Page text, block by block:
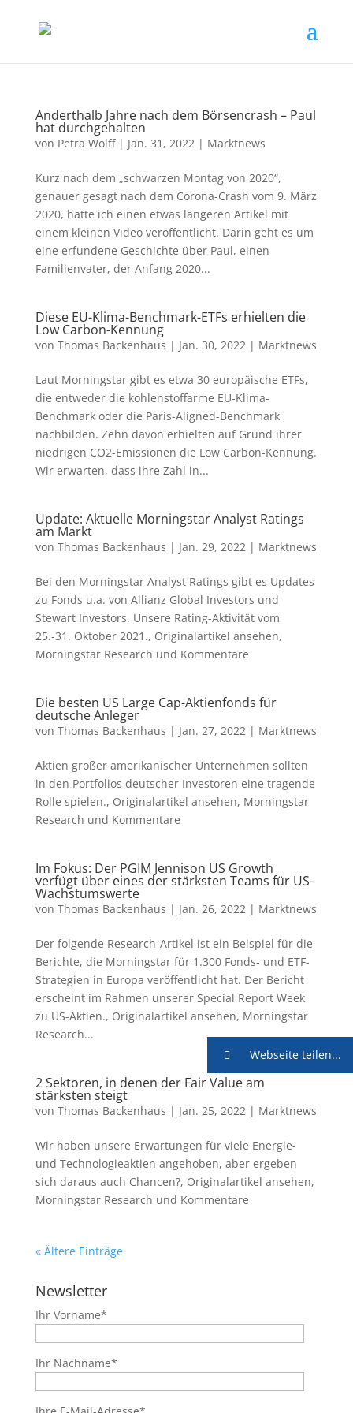
Anderthalb Jahre nach dem Börsencrash – Paul
hat durchgehalten
von Petra Wolff| Jan. 31, 2022| Marktnews
Kurz nach dem „schwarzen Montag von 2020“,
genauer gesagt nach dem Corona-Crash vom 9. März
2020, hatte ich einen etwas längeren Artikel mit
einem kleinen Video veröffentlicht. Darin geht es um
eine erfundene Geschichte über Paul, einen
Familienvater, der Anfang 2020...
Diese EU-Klima-Benchmark-ETFs erhielten die
Low Carbon-Kennung
von Thomas Backenhaus | Jan. 30, 2022| Marktnews
Laut Morningstar gibt es etwa 30 europäische ETFs,
die entweder die kohlenstoffarme EU-Klima-
Benchmark oder die Paris-Aligned-Benchmark
nachbilden. Zehn davon erhielten auf Grund ihrer
niedrigen CO2-Emissionen die Low Carbon-Kennung.
Wir erwarten, dass ihre Zahl in...
Update: Aktuelle Morningstar Analyst Ratings
am Markt
von Thomas Backenhaus | Jan. 29, 2022| Marktnews
Bei den Morningstar Analyst Ratings gibt es Updates
zu Fonds u.a. von Allianz Global Investors und
Stewart Investors. Unsere Rating-Aktivität vom
25.-31. Oktober 2021., Originalartikel ansehen,
Morningstar Research und Kommentare
Die besten US Large Cap-Aktienfonds für
deutsche Anleger
von Thomas Backenhaus | Jan. 27, 2022| Marktnews
Aktien großer amerikanischer Unternehmen sollten
in den Portfolios deutscher Investoren eine tragende
Rolle spielen., Originalartikel ansehen, Morningstar
Research und Kommentare
Im Fokus: Der PGIM Jennison US Growth
verfügt über eines der stärksten Teams für US-
Wachstumswerte
von Thomas Backenhaus | Jan. 26, 2022| Marktnews
Der folgende Research-Artikel ist ein Beispiel für die
Berichte, die Morningstar für 1.300 Fonds- und ETF-
Strategien in Europa veröffentlicht hat. Der Bericht
erscheint im Rahmen unserer Special Report Week
zu US-Aktien., Originalartikel ansehen, Morningstar
Research...
2 Sektoren, in denen der Fair Value am
stärksten steigt
von Thomas Backenhaus | Jan. 25, 2022| Marktnews
Wir haben unsere Erwartungen für viele Energie-
und Technologieaktien angehoben, aber ergeben
sich daraus auch Chancen?, Originalartikel ansehen,
Morningstar Research und Kommentare
« Ältere Einträge
Newsletter
Ihr Vorname*
Ihr Nachname*
Webseite teilen...